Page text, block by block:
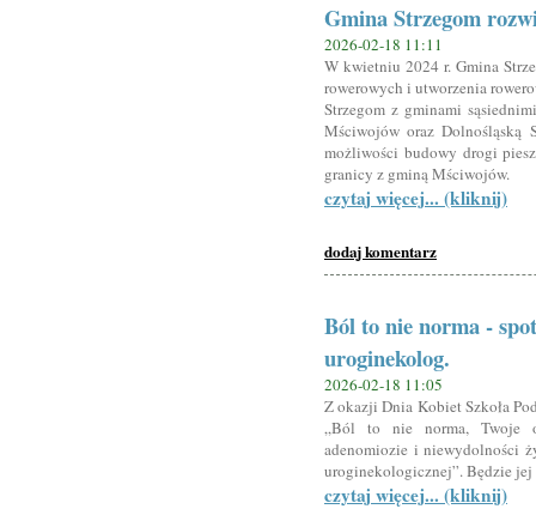
Gmina Strzegom
2026-02-18 11:11
W kwietniu 2024 r. Gmina
rowerowych i utworzenia
Strzegom z gminami
Mściwojów oraz Dolnośląską
możliwości budowy drogi
granicy z gminą Mściwojów.
czytaj więcej... (kliknij)
dodaj komentarz
Ból to nie norma -
uroginekolog.
2026-02-18 11:05
Z okazji Dnia Kobiet Szkoła
„Ból to nie norma, Twoje
adenomiozie i niewydolności
uroginekologicznej”. Będzie jej
czytaj więcej... (kliknij)